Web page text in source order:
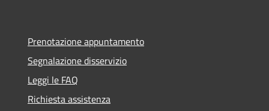
Prenotazione appuntamento
Segnalazione disservizio
Leggi le FAQ
Richiesta assistenza